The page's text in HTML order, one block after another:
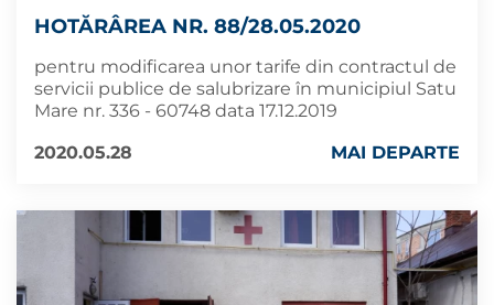
HOTĂRÂREA NR. 88/28.05.2020
pentru modificarea unor tarife din contractul de
servicii publice de salubrizare în municipiul Satu
Mare nr. 336 - 60748 data 17.12.2019
2020.05.28
MAI DEPARTE